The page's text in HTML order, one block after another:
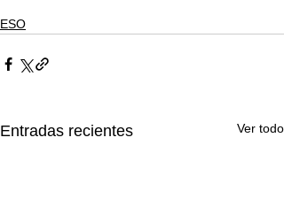
ESO
Entradas recientes Ver todo